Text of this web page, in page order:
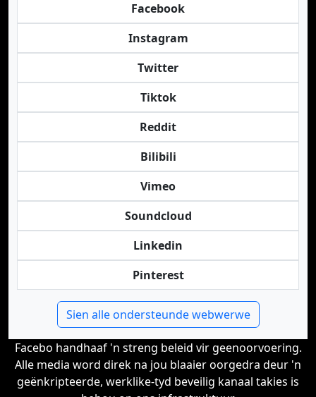
Facebook
Instagram
Twitter
Tiktok
Reddit
Bilibili
Vimeo
Soundcloud
Linkedin
Pinterest
Sien alle ondersteunde webwerwe
Facebo handhaaf 'n streng beleid vir geenoorvoering.
Alle media word direk na jou blaaier oorgedra deur 'n
geënkripteerde, werklike-tyd beveilig kanaal takies is